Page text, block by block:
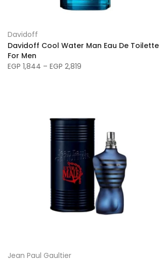
Davidoff
Davidoff Cool Water Man Eau De Toilette
For Men
EGP 1,844 – EGP 2,819
Jean Paul Gaultier